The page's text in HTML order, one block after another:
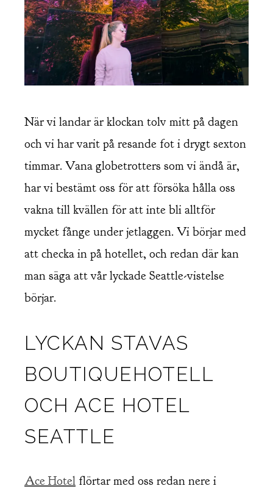
När vi landar är klockan tolv mitt på dagen
och vi har varit på resande fot i drygt sexton
timmar. Vana globetrotters som vi ändå är,
har vi bestämt oss för att försöka hålla oss
vakna till kvällen för att inte bli alltför
mycket fånge under jetlaggen. Vi börjar med
att checka in på hotellet, och redan där kan
man säga att vår lyckade Seattle-vistelse
börjar.
LYCKAN STAVAS
BOUTIQUEHOTELL
OCH ACE HOTEL
SEATTLE
Ace Hotel flörtar med oss redan nere i